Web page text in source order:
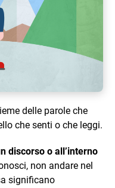
delle parole che
che senti o che leggi.
discorso o all’interno
non andare nel
significano